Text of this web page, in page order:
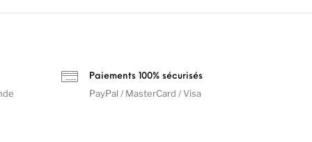
Paiements 100% sécurisés
PayPal / MasterCard / Visa